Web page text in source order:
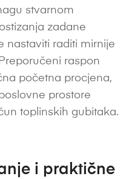
stvarnom
zadane
nastaviti raditi mirnije
raspon
početna procjena,
prostore
toplinskih gubitaka.
i praktične